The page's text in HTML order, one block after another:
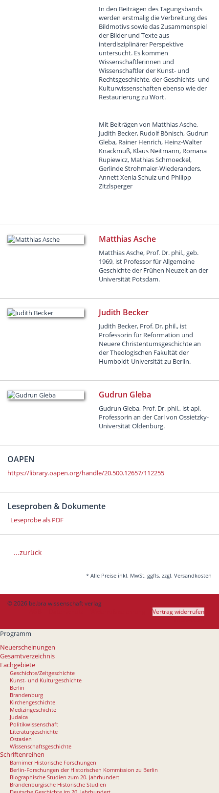
In den Beiträgen des Tagungsbands
werden erstmalig die Verbreitung des
Bildmotivs sowie das Zusammenspiel
der Bilder und Texte aus
interdisziplinärer Perspektive
untersucht. Es kommen
Wissenschaftlerinnen und
Wissenschaftler der Kunst- und
Rechtsgeschichte, der Geschichts- und
Kulturwissenschaften ebenso wie der
Restaurierung zu Wort.
Mit Beiträgen von Matthias Asche,
Judith Becker, Rudolf Bönisch, Gudrun
Gleba, Rainer Henrich, Heinz-Walter
Knackmuß, Klaus Neitmann, Romana
Rupiewicz, Mathias Schmoeckel,
Gerlinde Strohmaier-Wiederanders,
Annett Xenia Schulz und Philipp
Zitzlsperger
Matthias Asche
Matthias Asche, Prof. Dr. phil., geb.
1969, ist Professor für Allgemeine
Geschichte der Frühen Neuzeit an der
Universität Potsdam.
Judith Becker
Judith Becker, Prof. Dr. phil., ist
Professorin für Reformation und
Neuere Christentumsgeschichte an
der Theologischen Fakultät der
Humboldt-Universität zu Berlin.
Gudrun Gleba
Gudrun Gleba, Prof. Dr. phil., ist apl.
Professorin an der Carl von Ossietzky-
Universität Oldenburg.
OAPEN
https://library.oapen.org/handle/20.500.12657/112255
Leseproben & Dokumente
Leseprobe als PDF
...zurück
* Alle Preise inkl. MwSt. ggfls. zzgl. Versandkosten
© 2026 be.bra wissenschaft verlag
Vertrag widerrufen
Programm
Neuerscheinungen
Gesamtverzeichnis
Fachgebiete
Geschichte/Zeitgeschichte
Kunst- und Kulturgeschichte
Berlin
Brandenburg
Kirchengeschichte
Medizingeschichte
Judaica
Politikwissenschaft
Literaturgeschichte
Ostasien
Wissenschaftsgeschichte
Schriftenreihen
Barnimer Historische Forschungen
Berlin-Forschungen der Historischen Kommission zu Berlin
Biographische Studien zum 20. Jahrhundert
Brandenburgische Historische Studien